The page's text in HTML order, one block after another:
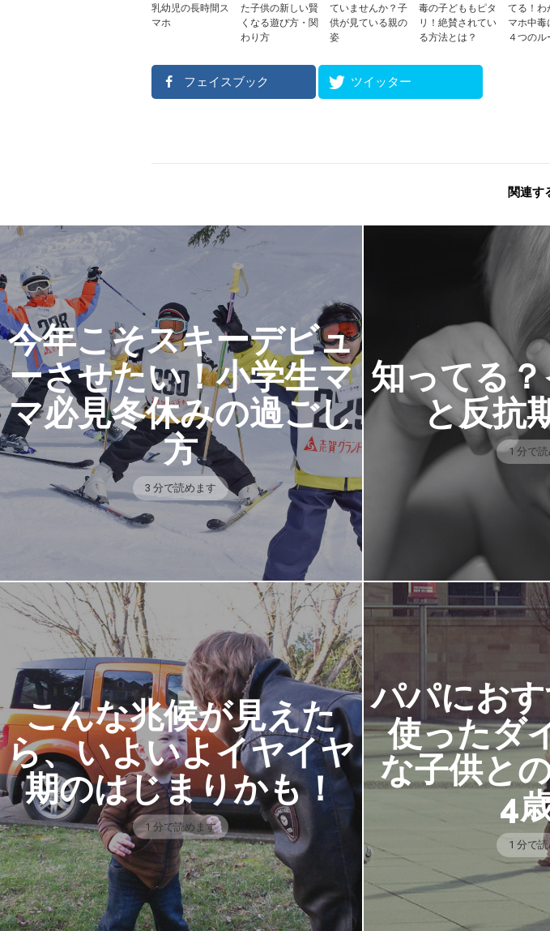
乳幼児の長時間ス
マホ
た子供の新しい賢
くなる遊び方・関
わり方
ていませんか？子
供が見ている親の
姿
毒の子どももピタ
リ！絶賛されてい
る方法とは？
てる！わ
マホ中毒
４つのル
フェイスブック ツイッター
関連す
今年こそスキーデビュ
ーさせたい！小学生マ
マ必見冬休みの過ごし
方
3 分で読めます
知ってる
と反抗
1 分で
こんな兆候が見えた
ら、いよいよイヤイヤ
期のはじまりかも！
1 分で読めます
パパにお
使ったダ
な子供と
4
1 分で